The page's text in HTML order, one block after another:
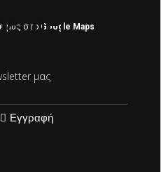
μας στο Google Maps
μας
Εγγραφή